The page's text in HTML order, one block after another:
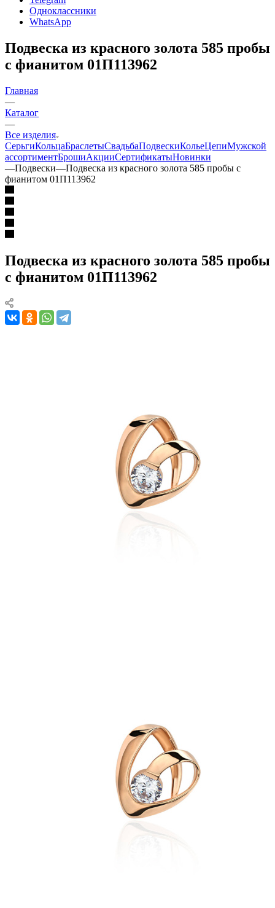
Одноклассники
WhatsApp
Подвеска из красного золота 585 пробы
с фианитом 01П113962
Главная
—
Каталог
—
Все изделия
СерьгиКольцаБраслетыСвадьбаПодвескиКольеЦепиМужской
ассортиментБрошиАкцииСертификатыНовинки
—Подвески—Подвеска из красного золота 585 пробы с
фианитом 01П113962
Подвеска из красного золота 585 пробы
с фианитом 01П113962